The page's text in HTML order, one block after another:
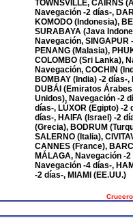
TOWNSVILLE, CAIRNS
Navegación -2 días-,
KOMODO (Indonesia),
SURABAYA (Java
Navegación, SINGAPUR
PENANG (Malasia),
COLOMBO (Sri Lanka),
Navegación, COCHIN
BOMBAY (India) -2 días-
DUBÁI (Emiratos
Unidos), Navegación -2
días-, LÚXOR (Egipto) -
días-, HAIFA (Israel) -2
(Grecia), BODRUM
SALERNO (Italia),
CANNES (France),
MÁLAGA, Navegación -
Navegación -4 días-,
-2 días-, MIAMI (EE.UU.)